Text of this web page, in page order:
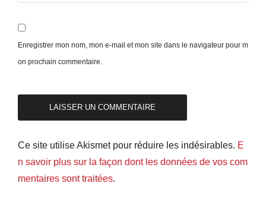
Enregistrer mon nom, mon e-mail et mon site dans le navigateur pour m
on prochain commentaire.
Ce site utilise Akismet pour réduire les indésirables. E
n savoir plus sur la façon dont les données de vos com
mentaires sont traitées.